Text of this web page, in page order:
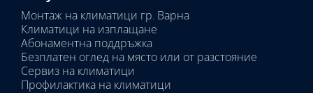
Монтаж на климатици гр. Варна
Климатици на изплащане
Абонаментна поддръжка
Безплатен оглед на място или от разстояние
Сервиз на климатици
Профилактика на климатици